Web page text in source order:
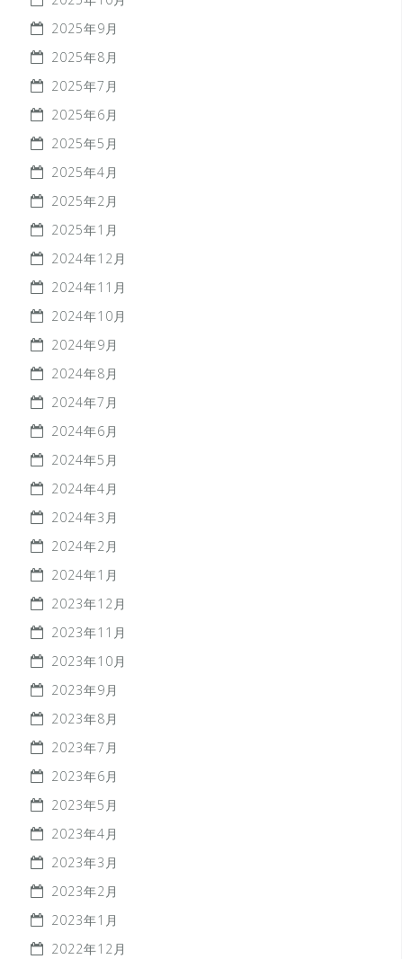
2025年9月
2025年8月
2025年7月
2025年6月
2025年5月
2025年4月
2025年2月
2025年1月
2024年12月
2024年11月
2024年10月
2024年9月
2024年8月
2024年7月
2024年6月
2024年5月
2024年4月
2024年3月
2024年2月
2024年1月
2023年12月
2023年11月
2023年10月
2023年9月
2023年8月
2023年7月
2023年6月
2023年5月
2023年4月
2023年3月
2023年2月
2023年1月
2022年12月